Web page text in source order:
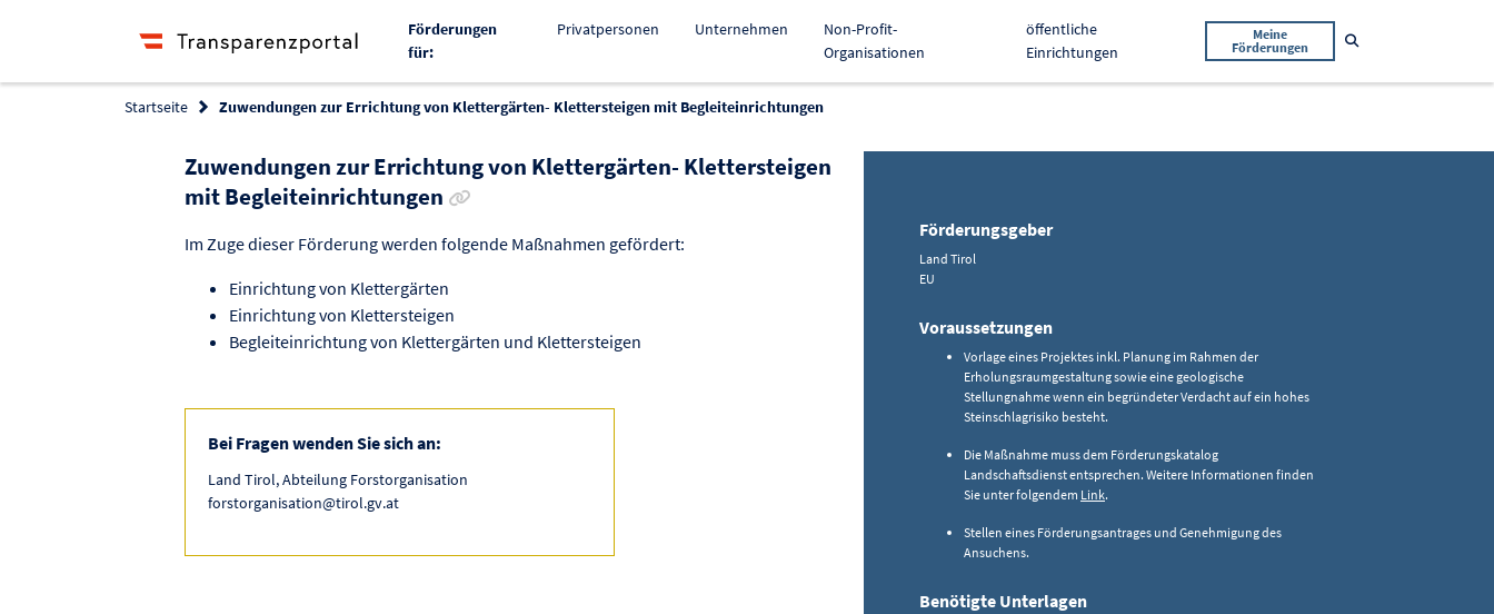
Förderungen
für:
Privatpersonen Unternehmen
Non-Profit-
Organisationen
öffentliche
Einrichtungen
Meine
Förderungen
Startseite Zuwendungen zur Errichtung von Klettergärten- Klettersteigen mit Begleiteinrichtungen
Zuwendungen zur Errichtung von Klettergärten- Klettersteigen
mit Begleiteinrichtungen
Link zur Förderung kopieren
Im Zuge dieser Förderung werden folgende Maßnahmen gefördert:
Einrichtung von Klettergärten
Einrichtung von Klettersteigen
Begleiteinrichtung von Klettergärten und Klettersteigen
Bei Fragen wenden Sie sich an:
Land Tirol, Abteilung Forstorganisation
forstorganisation@tirol.gv.at
Förderungsgeber
Land Tirol
EU
Voraussetzungen
Vorlage eines Projektes inkl. Planung im Rahmen der
Erholungsraumgestaltung sowie eine geologische
Stellungnahme wenn ein begründeter Verdacht auf ein hohes
Steinschlagrisiko besteht.
Die Maßnahme muss dem Förderungskatalog
Landschaftsdienst entsprechen. Weitere Informationen finden
Sie unter folgendem Link.
Stellen eines Förderungsantrages und Genehmigung des
Ansuchens.
Benötigte Unterlagen